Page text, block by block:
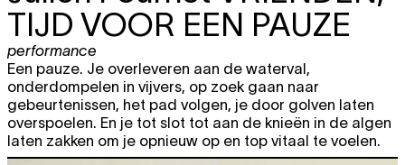
vr
uitverkocht
dans
TICKET
za
10.12
Jan MartensSWEAT BABY SWEAT
20:30uitverkocht
dans
vr
16.12
Peter Aers EVERYTHING DEPENDS
ON HOW A THING IS THOUGHT -
TICKET
TIJD VOOR EEN PAUZE
performance
Een pauze. Je overleveren aan de waterval,
onderdompelen in vijvers, op zoek gaan naar
gebeurtenissen, het pad volgen, je door golven laten
overspoelen. En je tot slot tot aan de knieën in de algen
laten zakken om je opnieuw op en top vitaal te voelen.